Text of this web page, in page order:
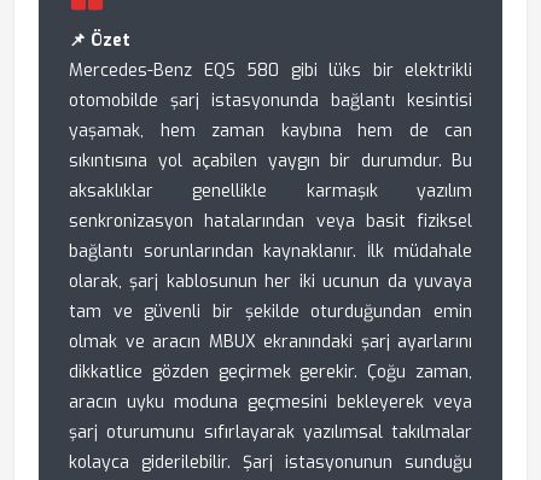
📌 Özet
Mercedes-Benz EQS 580 gibi lüks bir elektrikli
otomobilde şarj istasyonunda bağlantı kesintisi
yaşamak, hem zaman kaybına hem de can
sıkıntısına yol açabilen yaygın bir durumdur. Bu
aksaklıklar genellikle karmaşık yazılım
senkronizasyon hatalarından veya basit fiziksel
bağlantı sorunlarından kaynaklanır. İlk müdahale
olarak, şarj kablosunun her iki ucunun da yuvaya
tam ve güvenli bir şekilde oturduğundan emin
olmak ve aracın MBUX ekranındaki şarj ayarlarını
dikkatlice gözden geçirmek gerekir. Çoğu zaman,
aracın uyku moduna geçmesini bekleyerek veya
şarj oturumunu sıfırlayarak yazılımsal takılmalar
kolayca giderilebilir. Şarj istasyonunun sunduğu